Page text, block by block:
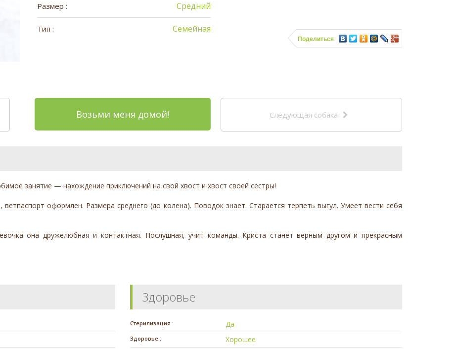
Размер : Средний
Тип : Семейная
Поделиться
Возьми меня домой! Следующая собака
занятие — нахождение приключений на свой хвост и хвост своей сестры!
ветпаспорт оформлен. Размера среднего (до колена). Поводок знает. Старается терпеть выгул. Умеет вести себя
она дружелюбная и контактная. Послушная, учит команды. Криста станет верным другом и прекрасным
Здоровье
Стерилизация : Да
Здоровье : Хорошее